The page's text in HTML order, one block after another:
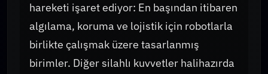
hareketi işaret ediyor: En başından itibaren
algılama, koruma ve lojistik için robotlarla
birlikte çalışmak üzere tasarlanmış
birimler. Diğer silahlı kuvvetler halihazırda